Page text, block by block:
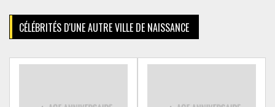
CÉLÉBRITÉS D'UNE AUTRE VILLE DE NAISSANCE